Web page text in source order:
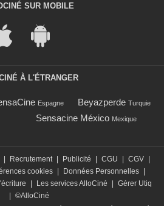
SUR MOBILE
À L'ÉTRANGER
Espagne Beyazperde Turquie
Sensacine México Mexique
| Recrutement | Publicité | CGU | CGV |
cookies | Données Personnelles |
| Les services AlloCiné | Gérer Utiq
| ©AlloCiné